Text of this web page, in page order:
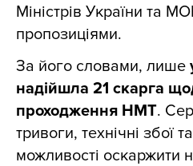
Міністрів України та
пропозиціями.
За його словами, лише
надійшла 21 скарга
проходження НМТ.
тривоги, технічні збої
можливості оскаржити